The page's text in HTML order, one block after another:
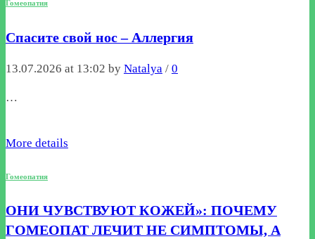
Гомеопатия
Спасите свой нос – Аллергия
13.07.2026 at 13:02 by Natalya / 0
…
More details
Гомеопатия
ОНИ ЧУВСТВУЮТ КОЖЕЙ»: ПОЧЕМУ
ГОМЕОПАТ ЛЕЧИТ НЕ СИМПТОМЫ, А